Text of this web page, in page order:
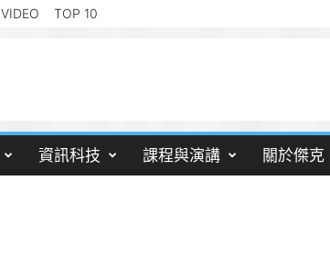
VIDEO TOP 10
資訊科技 課程與演講 關於傑克